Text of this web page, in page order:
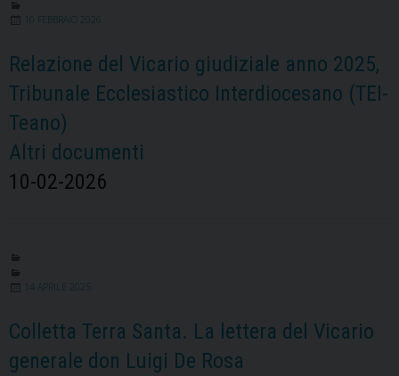
10 FEBBRAIO 2026
Relazione del Vicario giudiziale anno 2025,
Tribunale Ecclesiastico Interdiocesano (TEI-
Teano)
Altri documenti
10-02-2026
14 APRILE 2025
Colletta Terra Santa. La lettera del Vicario
generale don Luigi De Rosa